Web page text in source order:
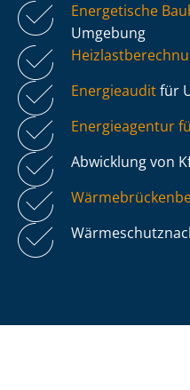
Energetische
Umgebung
Energieauditfür
Energieagentur
Abwicklung von